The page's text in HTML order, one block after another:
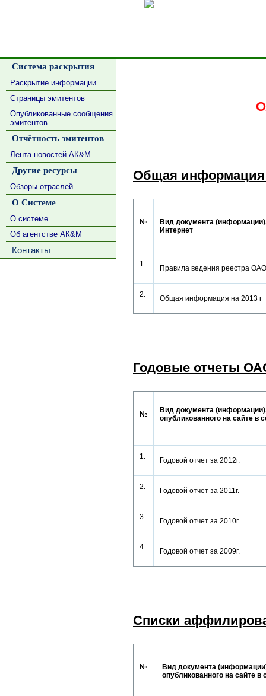
Система раскрытия
Раскрытие информации
Страницы эмитентов
Опубликованные сообщения
эмитентов
Отчётность эмитентов
Лента новостей АК&М
Другие ресурсы
Обзоры отраслей
О Системе
О системе
Об агентстве АК&М
Контакты
Общая информация
№
Вид документа
Интернет
1. Правила ведения реестра
2. Общая информация на 2013
Годовые отчеты
№
Вид документа
опубликованного на сайте в
1. Годовой отчет за 2012г.
2. Годовой отчет за 2011г.
3. Годовой отчет за 2010г.
4. Годовой отчет за 2009г.
Списки
№
Вид документа
опубликованного на сайте в